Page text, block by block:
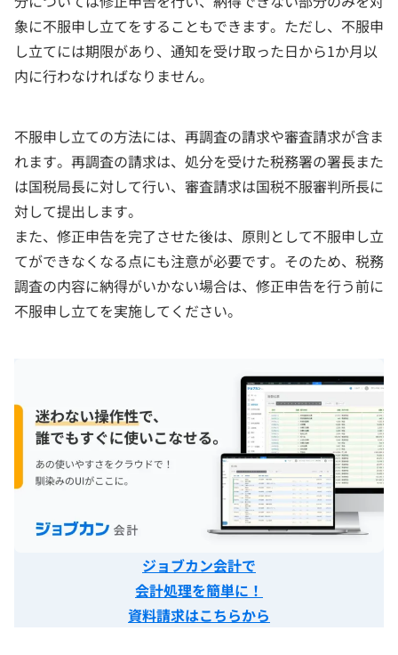
象に不服申し立てをすることもできます。ただし、不服申
し立てには期限があり、通知を受け取った日から1か月以
内に行わなければなりません。
不服申し立ての方法には、再調査の請求や審査請求が含ま
れます。再調査の請求は、処分を受けた税務署の署長また
は国税局長に対して行い、審査請求は国税不服審判所長に
対して提出します。
また、修正申告を完了させた後は、原則として不服申し立
てができなくなる点にも注意が必要です。そのため、税務
調査の内容に納得がいかない場合は、修正申告を行う前に
不服申し立てを実施してください。
ジョブカン会計で
会計処理を簡単に！
資料請求はこちらから